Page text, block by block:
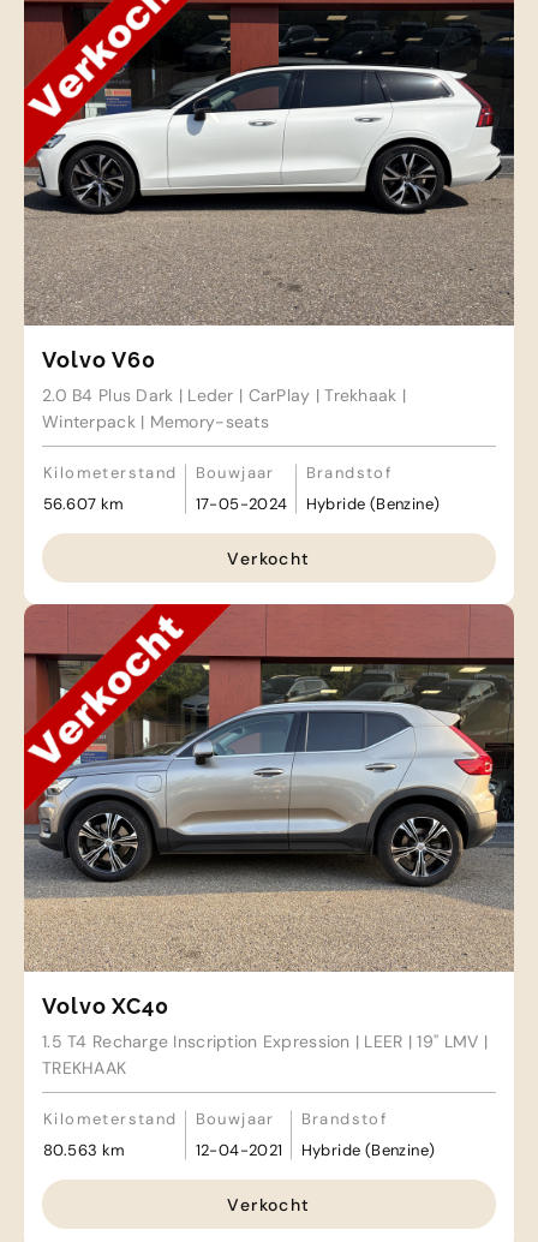
Volvo V60
2.0 B4 Plus Dark | Leder | CarPlay | Trekhaak |
Winterpack | Memory-seats
Kilometerstand
56.607 km
Bouwjaar
17-05-2024
Brandstof
Hybride (Benzine)
Verkocht
Volvo XC40
1.5 T4 Recharge Inscription Expression | LEER | 19'' LMV |
TREKHAAK
Kilometerstand
80.563 km
Bouwjaar
12-04-2021
Brandstof
Hybride (Benzine)
Verkocht